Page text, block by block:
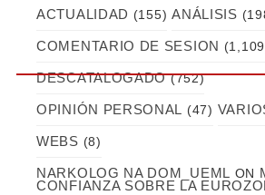
ACTUALIDAD (155) ANÁLISIS
COMENTARIO DE SESION
DESCATALOGADO(752)
OPINIÓN PERSONAL (47)
WEBS (8)
NARKOLOG NA DOM_UEML ON
CONFIANZA SOBRE LA